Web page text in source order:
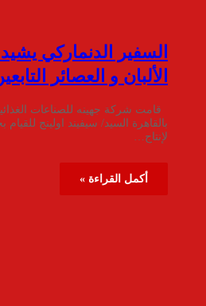
السفير الدنماركي
الألبان و العصائر
قامت شركة جهينه للصناعات
بالقاهرة السيد/ سيفيند اولينج
لإنتاج…
أكمل القراءة »